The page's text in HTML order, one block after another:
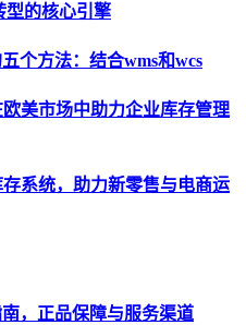
型的核心引擎
个方法：结合wms和wcs
美市场中助力企业库存管理
系统，助力新零售与电商运
，正品保障与服务渠道